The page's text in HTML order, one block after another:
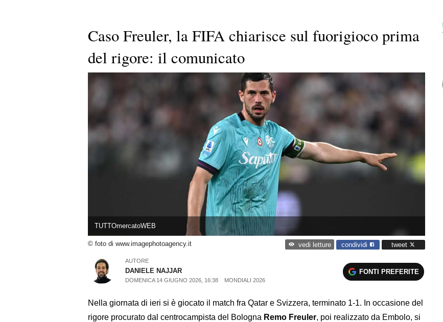
Caso Freuler, la FIFA chiarisce sul fuorigioco prima
del rigore: il comunicato
TUTTOmercatoWEB
© foto di www.imagephotoagency.it vedi letture condividi tweet
AUTORE
DANIELE NAJJAR
DOMENICA 14 GIUGNO 2026, 16:38 MONDIALI 2026
FONTI PREFERITE
Nella giornata di ieri si è giocato il match fra Qatar e Svizzera, terminato 1-1. In occasione del
rigore procurato dal centrocampista del Bologna Remo Freuler, poi realizzato da Embolo, si